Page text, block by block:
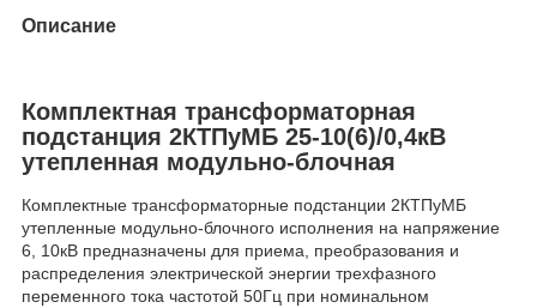
Описание
Комплектная трансформаторная
подстанция 2КТПуМБ 25-10(6)/0,4кВ
утепленная модульно-блочная
Комплектные трансформаторные подстанции 2КТПуМБ
утепленные модульно-блочного исполнения на напряжение
6, 10кВ предназначены для приема, преобразования и
распределения электрической энергии трехфазного
переменного тока частотой 50Гц при номинальном